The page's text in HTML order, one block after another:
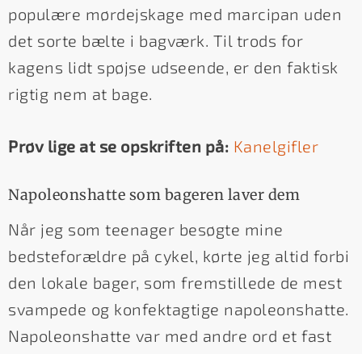
populære mørdejskage med marcipan uden
det sorte bælte i bagværk. Til trods for
kagens lidt spøjse udseende, er den faktisk
rigtig nem at bage.
Prøv lige at se opskriften på: Kanelgifler
Napoleonshatte som bageren laver dem
Når jeg som teenager besøgte mine
bedsteforældre på cykel, kørte jeg altid forbi
den lokale bager, som fremstillede de mest
svampede og konfektagtige napoleonshatte.
Napoleonshatte var med andre ord et fast